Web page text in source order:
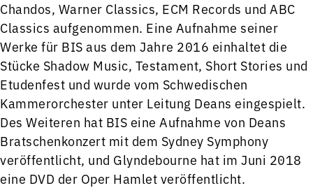
Chandos, Warner Classics, ECM Records und ABC
Classics aufgenommen. Eine Aufnahme seiner
Werke für BIS aus dem Jahre 2016 einhaltet die
Stücke Shadow Music, Testament, Short Stories und
Etudenfest und wurde vom Schwedischen
Kammerorchester unter Leitung Deans eingespielt.
Des Weiteren hat BIS eine Aufnahme von Deans
Bratschenkonzert mit dem Sydney Symphony
veröffentlicht, und Glyndebourne hat im Juni 2018
eine DVD der Oper Hamlet veröffentlicht.